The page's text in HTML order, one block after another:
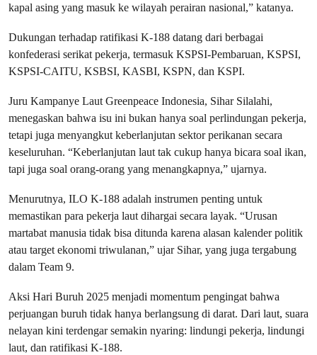
kapal asing yang masuk ke wilayah perairan nasional,” katanya.
Dukungan terhadap ratifikasi K-188 datang dari berbagai
konfederasi serikat pekerja, termasuk KSPSI-Pembaruan, KSPSI,
KSPSI-CAITU, KSBSI, KASBI, KSPN, dan KSPI.
Juru Kampanye Laut Greenpeace Indonesia, Sihar Silalahi,
menegaskan bahwa isu ini bukan hanya soal perlindungan pekerja,
tetapi juga menyangkut keberlanjutan sektor perikanan secara
keseluruhan. “Keberlanjutan laut tak cukup hanya bicara soal ikan,
tapi juga soal orang-orang yang menangkapnya,” ujarnya.
Menurutnya, ILO K-188 adalah instrumen penting untuk
memastikan para pekerja laut dihargai secara layak. “Urusan
martabat manusia tidak bisa ditunda karena alasan kalender politik
atau target ekonomi triwulanan,” ujar Sihar, yang juga tergabung
dalam Team 9.
Aksi Hari Buruh 2025 menjadi momentum pengingat bahwa
perjuangan buruh tidak hanya berlangsung di darat. Dari laut, suara
nelayan kini terdengar semakin nyaring: lindungi pekerja, lindungi
laut, dan ratifikasi K-188.